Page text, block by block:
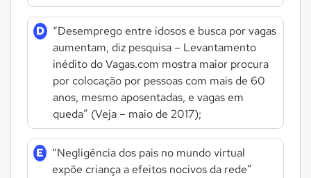
D
“Desemprego entre idosos e busca por vagas
aumentam, diz pesquisa – Levantamento
inédito do Vagas.com mostra maior procura
por colocação por pessoas com mais de 60
anos, mesmo aposentadas, e vagas em
queda” (Veja – maio de 2017);
E
“Negligência dos pais no mundo virtual
expõe criança a efeitos nocivos da rede”